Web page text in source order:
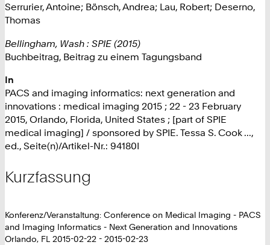
Serrurier, Antoine; Bönsch, Andrea; Lau, Robert; Deserno,
Thomas
Bellingham, Wash : SPIE (2015)
Buchbeitrag, Beitrag zu einem Tagungsband
In
PACS and imaging informatics: next generation and
innovations : medical imaging 2015 ; 22 - 23 February
2015, Orlando, Florida, United States ; [part of SPIE
medical imaging] / sponsored by SPIE. Tessa S. Cook ...,
ed., Seite(n)/Artikel-Nr.: 94180I
Kurzfassung
Konferenz/Veranstaltung: Conference on Medical Imaging - PACS
and Imaging Informatics - Next Generation and Innovations
Orlando, FL 2015-02-22 - 2015-02-23